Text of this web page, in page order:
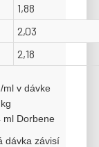
1,88
2,03
2,18
ml v dávke
ml Dorbene
dávka závisí